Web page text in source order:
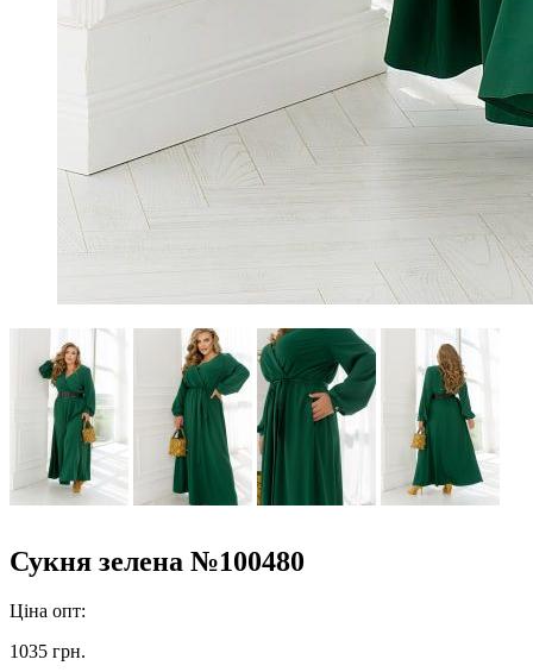
Сукня зелена №100480
Ціна опт:
1035 грн.